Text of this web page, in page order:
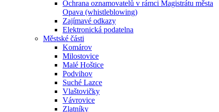
Ochrana oznamovatelů v rámci Magistrátu města
Opava (whistleblowing)
Zajímavé odkazy
Elektronická podatelna
Městské části
Komárov
Milostovice
Malé Hoštice
Podvihov
Suché Lazce
Vlaštovičky
Vávrovice
Zlatníky